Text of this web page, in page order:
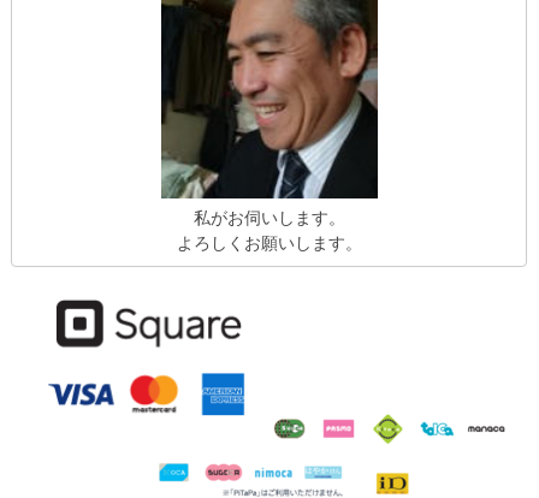
私がお伺いします。
よろしくお願いします。